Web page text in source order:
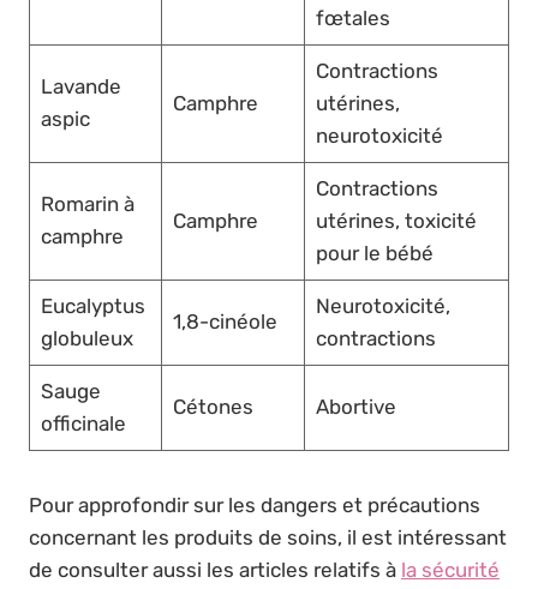
fœtales
Lavande
aspic
Camphre
Contractions
utérines,
neurotoxicité
Romarin à
camphre
Camphre
Contractions
utérines, toxicité
pour le bébé
Eucalyptus
globuleux
1,8-cinéole
Neurotoxicité,
contractions
Sauge
officinale
Cétones Abortive
Pour approfondir sur les dangers et précautions
concernant les produits de soins, il est intéressant
de consulter aussi les articles relatifs à la sécurité